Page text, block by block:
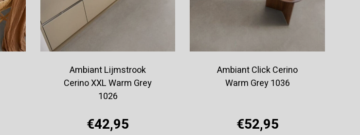
Ambiant Lijmstrook
Cerino XXL Warm Grey
1026
€42,95
Ambiant Click Cerino
Warm Grey 1036
€52,95